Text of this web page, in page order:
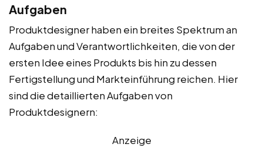
Aufgaben
Produktdesigner haben ein breites Spektrum an
Aufgaben und Verantwortlichkeiten, die von der
ersten Idee eines Produkts bis hin zu dessen
Fertigstellung und Markteinführung reichen. Hier
sind die detaillierten Aufgaben von
Produktdesignern:
Anzeige